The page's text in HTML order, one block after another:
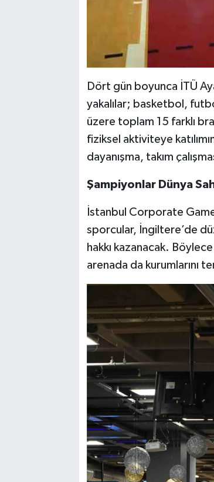
Dört gün boyunca İTÜ
yakalılar; basketbol,
üzere toplam 15 farklı
fiziksel aktiviteye
dayanışma, takım
Şampiyonlar Dünya
İstanbul Corporate
sporcular, İngiltere’de
hakkı kazanacak.
arenada da kurumlarını